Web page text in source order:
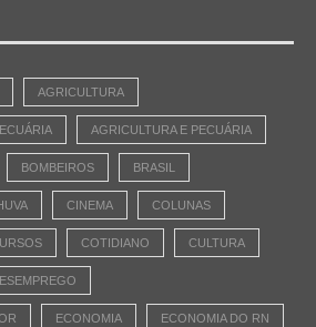
AGRICULTURA
AGRICULTURA E PECUÁRIA
BOMBEIROS BRASIL
CINEMA COLUNAS
COTIDIANO CULTURA
ECONOMIA ECONOMIA DO RN